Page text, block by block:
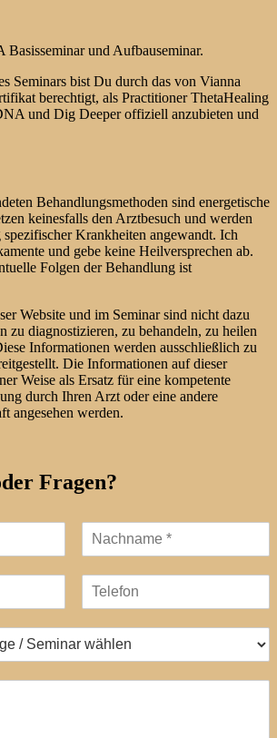
und Aufbauseminar.
Seminars bist Du durch das von Vianna
berechtigt, als Practitioner ThetaHealing
und Dig Deeper offiziell anzubieten und
Behandlungsmethoden sind energetische
keinesfalls den Arztbesuch und werden
Krankheiten angewandt. Ich
und gebe keine Heilversprechen ab.
Folgen der Behandlung ist
Website und im Seminar sind nicht dazu
zu diagnostizieren, zu behandeln, zu heilen
Informationen werden ausschließlich zu
Die Informationen auf dieser
Weise als Ersatz für eine kompetente
durch Ihren Arzt oder eine andere
angesehen werden.
Fragen?